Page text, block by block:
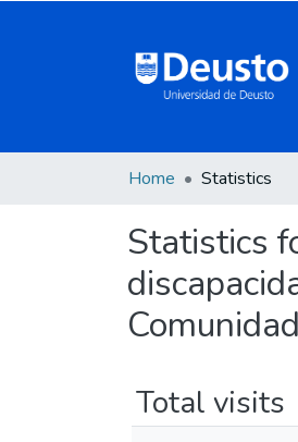
Home Statistics
Statistics
Total visits